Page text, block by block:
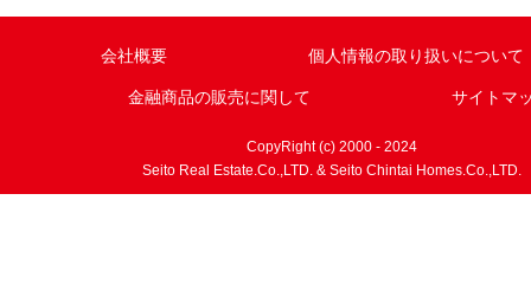
会社概要 個人情報の取り扱いについて
金融商品の販売に関して サイトマ
CopyRight (c) 2000 - 2024
Seito Real Estate.Co.,LTD. & Seito Chintai Homes.Co.,LTD.